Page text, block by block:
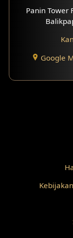
Panin Tower
Google